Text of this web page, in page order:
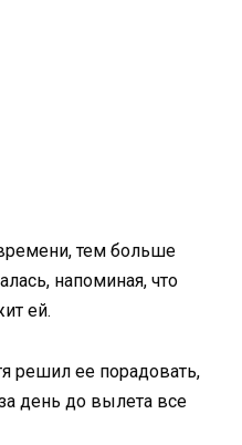
тем больше
напоминая, что
ей.
решил ее порадовать,
день до вылета все